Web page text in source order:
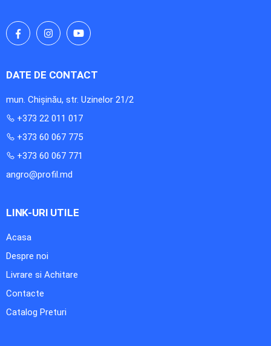
DATE DE CONTACT
mun. Chișinău, str. Uzinelor 21/2
+373 22 011 017
+373 60 067 775
+373 60 067 771
angro@profil.md
LINK-URI UTILE
Acasa
Despre noi
Livrare si Achitare
Contacte
Catalog Preturi